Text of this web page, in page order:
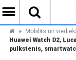
Mobilās un
Huawei Watch D2,
pulkstenis,